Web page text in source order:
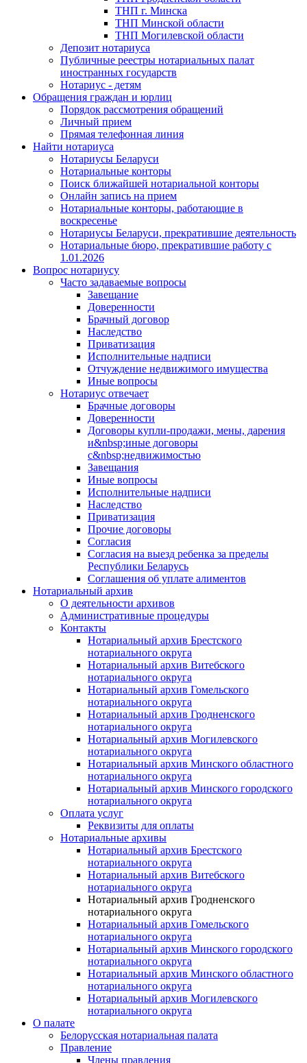
ТНП г. Минска
ТНП Минской области
ТНП Могилевской области
Депозит нотариуса
Публичные реестры нотариальных палат
иностранных государств
Нотариус - детям
Обращения граждан и юрлиц
Порядок рассмотрения обращений
Личный прием
Прямая телефонная линия
Найти нотариуса
Нотариусы Беларуси
Нотариальные конторы
Поиск ближайшей нотариальной конторы
Онлайн запись на прием
Нотариальные конторы, работающие в
воскресенье
Нотариусы Беларуси, прекратившие деятельность
Нотариальные бюро, прекратившие работу с
1.01.2026
Вопрос нотариусу
Часто задаваемые вопросы
Завещание
Доверенности
Брачный договор
Наследство
Приватизация
Исполнительные надписи
Отчуждение недвижимого имущества
Иные вопросы
Нотариус отвечает
Брачные договоры
Доверенности
Договоры купли-продажи, мены, дарения
и&nbsp;иные договоры
с&nbsp;недвижимостью
Завещания
Иные вопросы
Исполнительные надписи
Наследство
Приватизация
Прочие договоры
Согласия
Согласия на выезд ребенка за пределы
Республики Беларусь
Соглашения об уплате алиментов
Нотариальный архив
О деятельности архивов
Административные процедуры
Контакты
Нотариальный архив Брестского
нотариального округа
Нотариальный архив Витебского
нотариального округа
Нотариальный архив Гомельского
нотариального округа
Нотариальный архив Гродненского
нотариального округа
Нотариальный архив Могилевского
нотариального округа
Нотариальный архив Минского областного
нотариального округа
Нотариальный архив Минского городского
нотариального округа
Оплата услуг
Реквизиты для оплаты
Нотариальные архивы
Нотариальный архив Брестского
нотариального округа
Нотариальный архив Витебского
нотариального округа
Нотариальный архив Гродненского
нотариального округа
Нотариальный архив Гомельского
нотариального округа
Нотариальный архив Минского городского
нотариального округа
Нотариальный архив Минского областного
нотариального округа
Нотариальный архив Могилевского
нотариального округа
О палате
Белорусская нотариальная палата
Правление
Члены правления